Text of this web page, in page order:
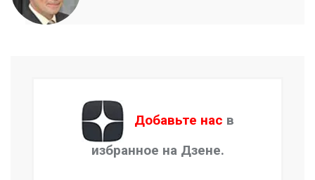
Добавьте нас в
избранное на Дзене.